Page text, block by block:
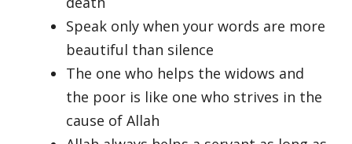
Speak only when your words are more
beautiful than silence
The one who helps the widows and
the poor is like one who strives in the
cause of Allah